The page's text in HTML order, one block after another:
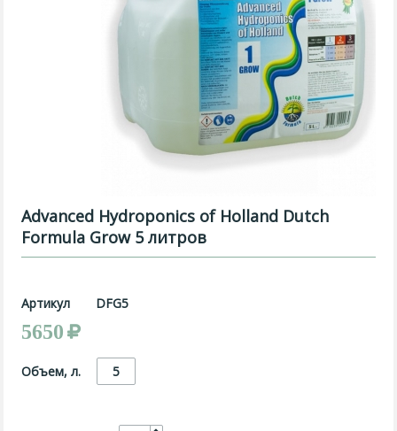
Advanced Hydroponics of Holland Dutch
Formula Grow 5 литров
Артикул DFG5
5650
Объем, л. 5